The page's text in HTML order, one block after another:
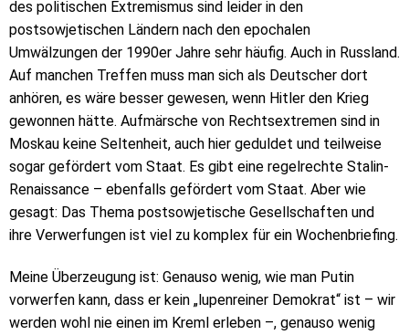
des politischen Extremismus sind leider in den
postsowjetischen Ländern nach den epochalen
Umwälzungen der 1990er Jahre sehr häufig. Auch in Russland.
Auf manchen Treffen muss man sich als Deutscher dort
anhören, es wäre besser gewesen, wenn Hitler den Krieg
gewonnen hätte. Aufmärsche von Rechtsextremen sind in
Moskau keine Seltenheit, auch hier geduldet und teilweise
sogar gefördert vom Staat. Es gibt eine regelrechte Stalin-
Renaissance – ebenfalls gefördert vom Staat. Aber wie
gesagt: Das Thema postsowjetische Gesellschaften und
ihre Verwerfungen ist viel zu komplex für ein Wochenbriefing.
Meine Überzeugung ist: Genauso wenig, wie man Putin
vorwerfen kann, dass er kein „lupenreiner Demokrat“ ist – wir
werden wohl nie einen im Kreml erleben –, genauso wenig